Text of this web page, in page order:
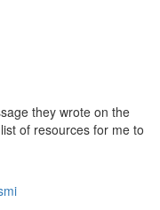
they wrote on the
of resources for me to